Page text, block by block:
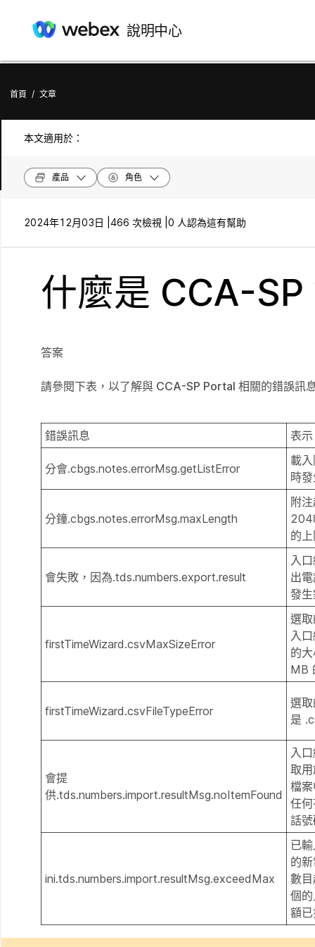
說明中心
首頁 / 文章
本文適用於：
產品 角色
2024年12月03日 | 466 次檢視 | 0 人認為這有幫助
什麼是 CCA-
答案
請參閱下表，以了解與 CCA-SP Portal 相關的錯誤訊
錯誤訊息 表示
分會.cbgs.notes.errorMsg.getListError
載
時
分鐘.cbgs.notes.errorMsg.maxLength
附
的
會失敗，因為.tds.numbers.export.result
入
出
發
firstTimeWizard.csvMaxSizeError
選
入
的
MB
firstTimeWizard.csvFileTypeError
選
是
會提
供.tds.numbers.import.resultMsg.noItemFound
入
取
檔
任
話
ini.tds.numbers.import.resultMsg.exceedMax
已
的
數
個
額